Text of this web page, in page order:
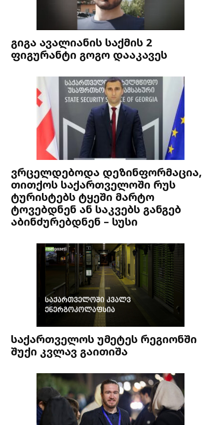
გიგა ავალიანის საქმის 2
ფიგურანტი გოგო დააკავეს
ვრცელდებოდა დეზინფორმაცია,
თითქოს საქართველოში რუს
ტურისტებს ტყეში მარტო
ტოვებდნენ ან საკვებს განგებ
აბინძურებდნენ – სუსი
საქართველოს უმეტეს რეგიონში
შუქი კვლავ გაითიშა